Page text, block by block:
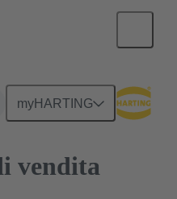
myHARTING
vendita